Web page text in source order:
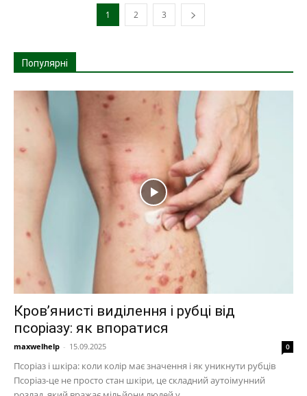
1 2 3
Популярні
Кров’янисті виділення і рубці від
псоріазу: як впоратися
maxwelhelp - 15.09.2025 0
Псоріаз і шкіра: коли колір має значення і як уникнути рубців
Псоріаз-це не просто стан шкіри, це складний аутоімунний